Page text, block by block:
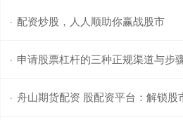
· 配资炒股，人人顺助你赢战股市
· 申请股票杠杆的三种正规渠道与步
· 舟山期货配资 股配资平台：解锁股